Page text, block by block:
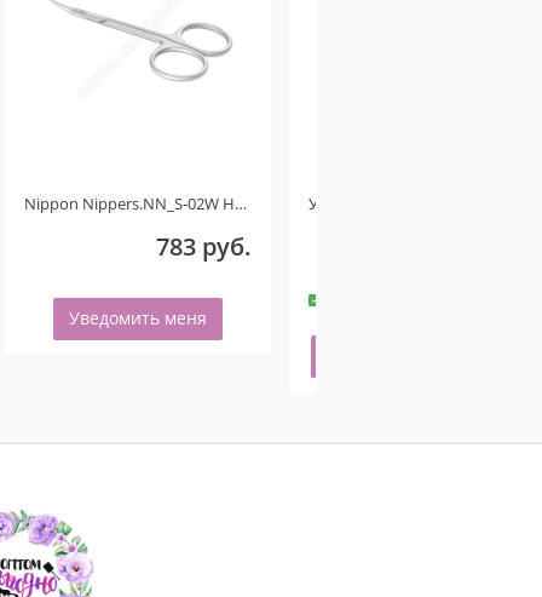
Nippon Nippers.NN_S-02W Ножницы для кутикулы. Изогнутые ручки. Длина 107 мм. Матовые Ручная заточка
783 руб.
Уведомить меня